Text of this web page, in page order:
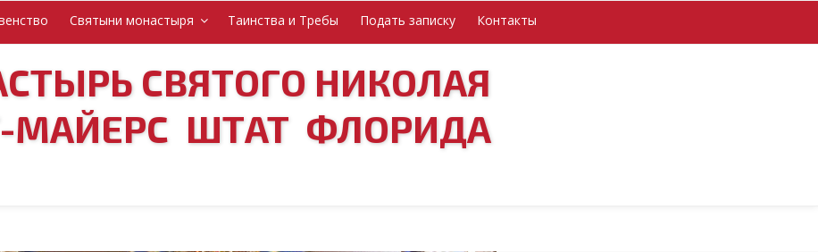
Святыни монастыря Таинства и Требы Подать записку Контакты
СВЯТОГО НИКОЛАЯ
МАЙЕРС ШТАТ ФЛОРИДА